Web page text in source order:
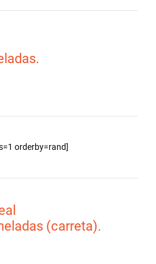
orderby=rand]
(carreta).